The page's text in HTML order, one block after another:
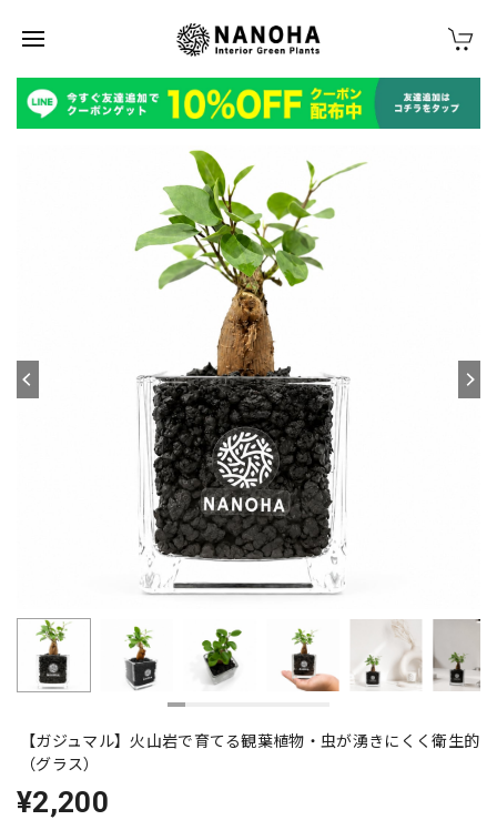
【ガジュマル】火山岩で育てる観葉植物・虫が湧きにくく衛生的
（グラス）
¥2,200